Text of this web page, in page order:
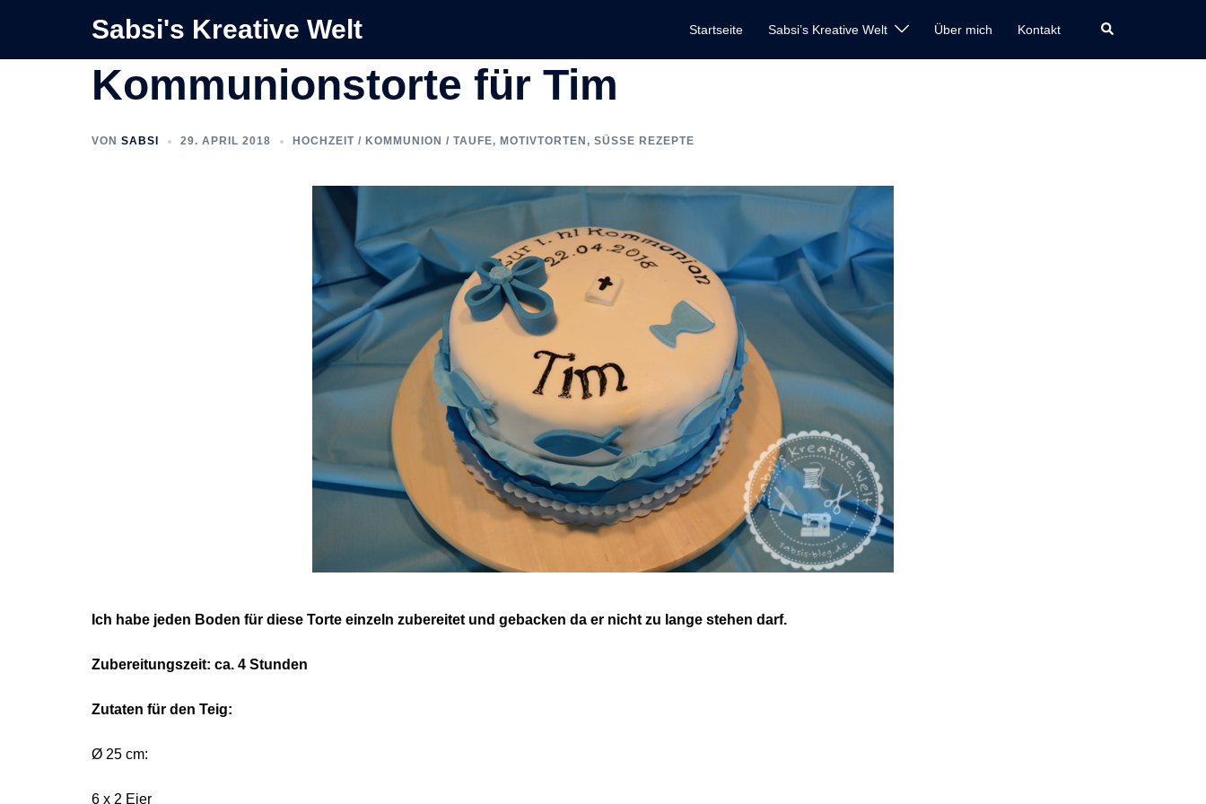
springen
Sabsi's Kreative Welt Startseite Sabsi’s Kreative Welt Über mich Kontakt Suche
Kommunionstorte für Tim
VON SABSI 29. APRIL 2018 HOCHZEIT / KOMMUNION / TAUFE, MOTIVTORTEN , SÜSSE REZEPTE
Ich habe jeden Boden für diese Torte einzeln zubereitet und gebacken da er nicht zu lange stehen darf.
Zubereitungszeit: ca. 4 Stunden
Zutaten für den Teig:
Ø 25 cm:
6 x 2 Eier